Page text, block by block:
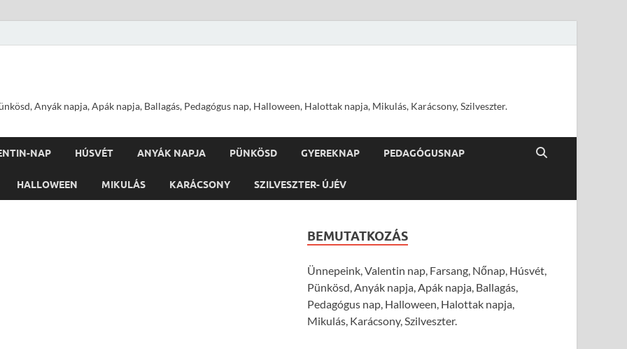
Anyák napja, Apák napja, Ballagás, Pedagógus nap, Halloween, Halottak napja, Mikulás, Karácsony, Szilveszter.
NAP HÚSVÉT ANYÁK NAPJA PÜNKÖSD GYEREKNAP PEDAGÓGUSNAP
HALLOWEEN MIKULÁS KARÁCSONY SZILVESZTER- ÚJÉV
BEMUTATKOZÁS
Ünnepeink, Valentin nap, Farsang, Nőnap, Húsvét,
Pünkösd, Anyák napja, Apák napja, Ballagás,
Pedagógus nap, Halloween, Halottak napja,
Mikulás, Karácsony, Szilveszter.